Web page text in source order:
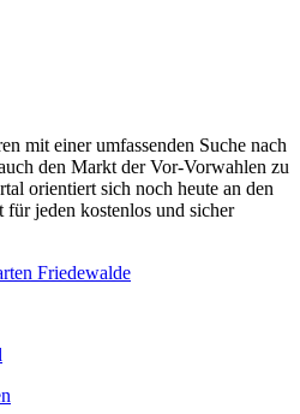
mit einer umfassenden Suche nach
den Markt der Vor-Vorwahlen zu
orientiert sich noch heute an den
jeden kostenlos und sicher
Friedewalde